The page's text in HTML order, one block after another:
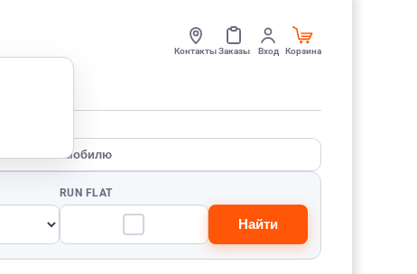
КонтактыЗаказы Вход Корзина
По автомобилю
RUN FLAT
Найти